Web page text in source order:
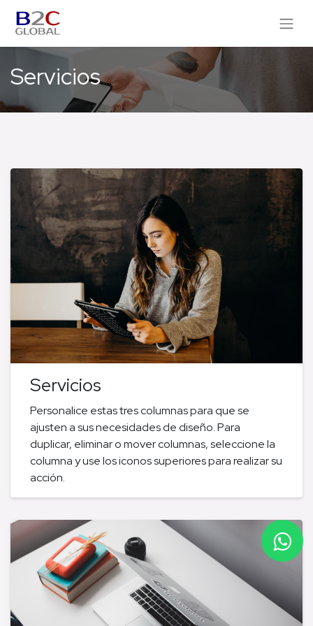
Servicios
Servicios
Personalice estas tres columnas para que se
ajusten a sus necesidades de diseño. Para
duplicar, eliminar o mover columnas, seleccione la
columna y use los iconos superiores para realizar su
acción.